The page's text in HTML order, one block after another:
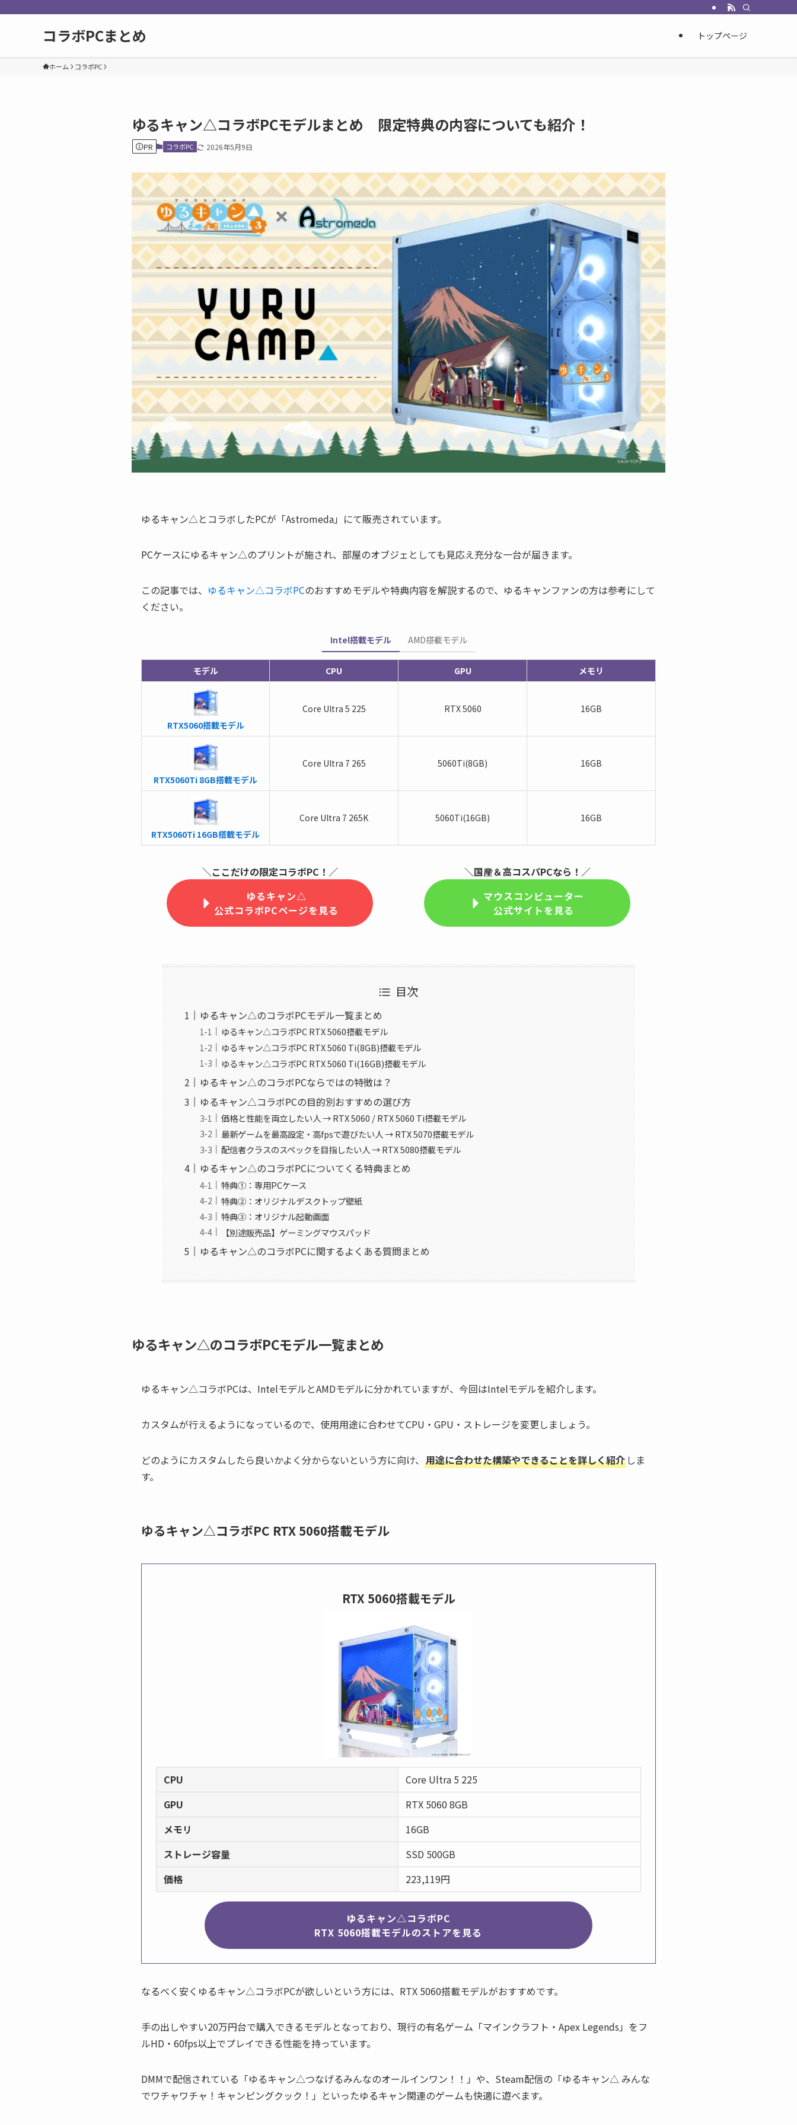
コラボPCまとめ トップページ
ホーム コラボPC
ゆるキャン△コラボPCモデルまとめ 限定特典の内容についても紹介！
PR コラボPC 2026年5月9日
ゆるキャン△とコラボしたPCが「Astromeda」にて販売されています。
PCケースにゆるキャン△のプリントが施され、部屋のオブジェとしても見応え充分な一台が届きます。
この記事では、 ゆるキャン△コラボPCのおすすめモデルや特典内容を解説するので、ゆるキャンファンの方は参考にして
ください。
Intel搭載モデル AMD搭載モデル
モデル CPU GPU メモリ
RTX5060搭載モデル
Core Ultra 5 225 RTX 5060 16GB
RTX5060Ti 8GB搭載モデル
Core Ultra 7 265 5060Ti(8GB) 16GB
RTX5060Ti 16GB搭載モデル
Core Ultra 7 265K 5060Ti(16GB) 16GB
＼ここだけの限定コラボPC！／
ゆるキャン△
公式コラボPCページを見る
＼国産＆高コスパPCなら！／
マウスコンピューター
公式サイトを見る
目次
ゆるキャン△のコラボPCモデル一覧まとめ
ゆるキャン△コラボPC RTX 5060搭載モデル
ゆるキャン△コラボPC RTX 5060 Ti(8GB)搭載モデル
ゆるキャン△コラボPC RTX 5060 Ti(16GB)搭載モデル
ゆるキャン△のコラボPCならではの特徴は？
ゆるキャン△コラボPCの目的別おすすめの選び方
価格と性能を両立したい人 → RTX 5060 / RTX 5060 Ti搭載モデル
最新ゲームを最高設定・高fpsで遊びたい人 → RTX 5070搭載モデル
配信者クラスのスペックを目指したい人 → RTX 5080搭載モデル
ゆるキャン△のコラボPCについてくる特典まとめ
特典①：専用PCケース
特典②：オリジナルデスクトップ壁紙
特典③：オリジナル起動画面
【別途販売品】ゲーミングマウスパッド
ゆるキャン△のコラボPCに関するよくある質問まとめ
ゆるキャン△のコラボPCモデル一覧まとめ
ゆるキャン△コラボPCは、IntelモデルとAMDモデルに分かれていますが、今回はIntelモデルを紹介します。
カスタムが行えるようになっているので、使用用途に合わせてCPU・GPU・ストレージを変更しましょう。
どのようにカスタムしたら良いかよく分からないという方に向け、 用途に合わせた構築やできることを詳しく紹介 しま
す。
ゆるキャン△コラボPC RTX 5060搭載モデル
RTX 5060搭載モデル
CPU
Core Ultra 5 225
GPU
RTX 5060 8GB
メモリ
16GB
ストレージ容量
SSD 500GB
価格
223,119円
ゆるキャン△コラボPC
RTX 5060搭載モデルのストアを見る
なるべく安くゆるキャン△コラボPCが欲しいという方には、RTX 5060搭載モデルがおすすめです。
手の出しやすい20万円台で購入できるモデルとなっており、現行の有名ゲーム「マインクラフト・Apex Legends」をフ
ルHD・60fps以上でプレイできる性能を持っています。
DMMで配信されている「ゆるキャン△つなげるみんなのオールインワン！！」や、Steam配信の「ゆるキャン△ みんな
でワチャワチャ！キャンピングクック！」といったゆるキャン関連のゲームも快適に遊べます。